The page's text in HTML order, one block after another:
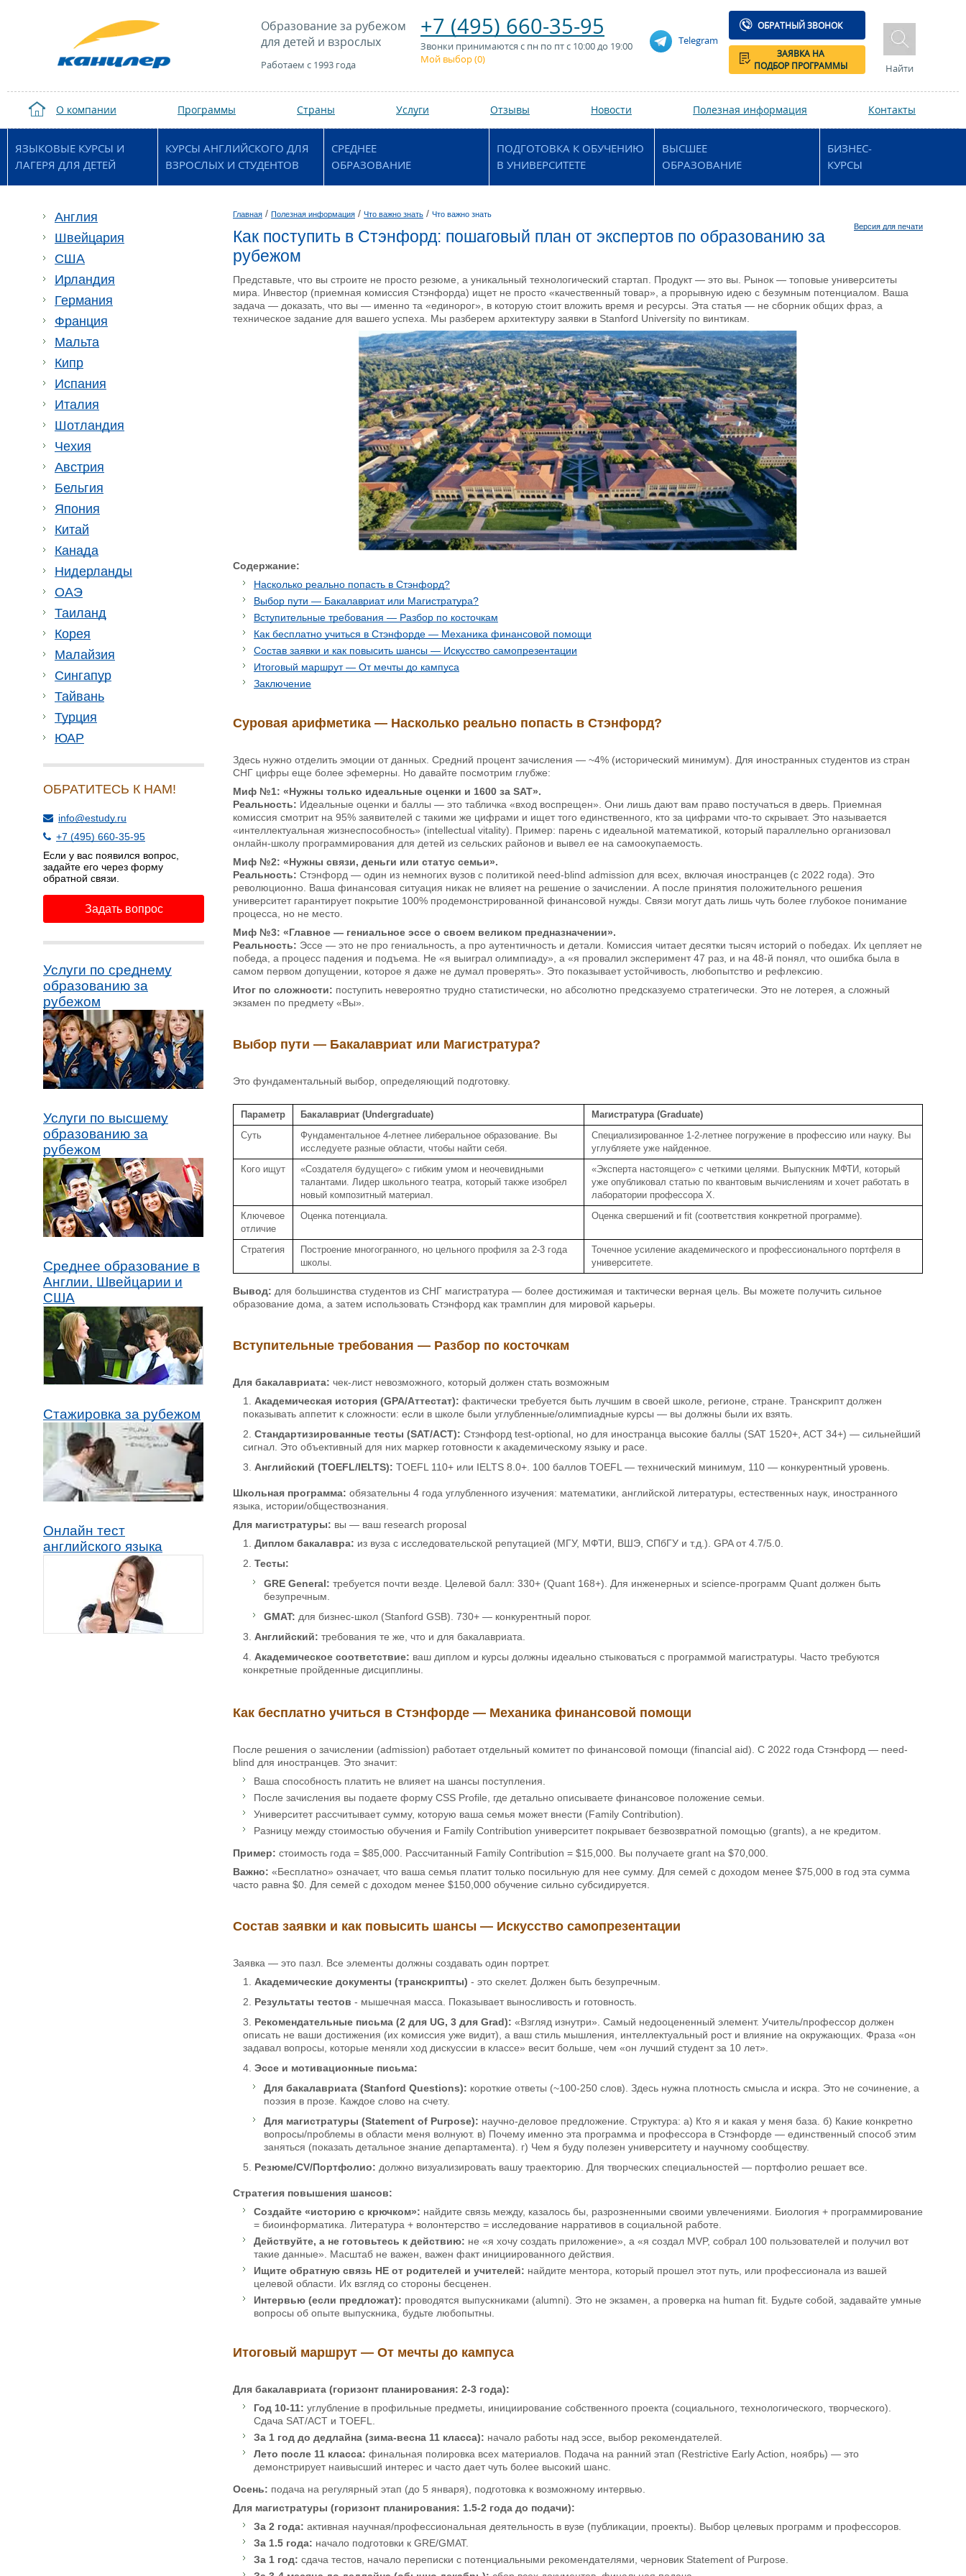
Образование за рубежом
для детей и взрослых
Работаем с 1993 года
+7 (495) 660-35-95
Звонки принимаются с пн по пт с 10:00 до 19:00
Мой выбор (0)
Telegram
ОБРАТНЫЙ ЗВОНОК
ЗАЯВКА НА
ПОДБОР ПРОГРАММЫ
Найти
О компании Программы Страны Услуги Отзывы Новости Полезная информация Контакты
ЯЗЫКОВЫЕ КУРСЫ И
ЛАГЕРЯ ДЛЯ ДЕТЕЙ
КУРСЫ АНГЛИЙСКОГО ДЛЯ
ВЗРОСЛЫХ И СТУДЕНТОВ
СРЕДНЕЕ
ОБРАЗОВАНИЕ
ПОДГОТОВКА К ОБУЧЕНИЮ
В УНИВЕРСИТЕТЕ
ВЫСШЕЕ
ОБРАЗОВАНИЕ
БИЗНЕС-
КУРСЫ
Англия
Швейцария
США
Ирландия
Германия
Франция
Мальта
Кипр
Испания
Италия
Шотландия
Чехия
Австрия
Бельгия
Япония
Китай
Канада
Нидерланды
ОАЭ
Таиланд
Корея
Малайзия
Сингапур
Тайвань
Турция
ЮАР
ОБРАТИТЕСЬ К НАМ!
info@estudy.ru
+7 (495) 660-35-95
Если у вас появился вопрос,
задайте его через форму
обратной связи.
Задать вопрос
Услуги по среднему
образованию за
рубежом
Услуги по высшему
образованию за
рубежом
Среднее образование в
Англии, Швейцарии и
США
Стажировка за рубежом
Онлайн тест
английского языка
Главная / Полезная информация / Что важно знать / Что важно знать
Версия для печати
Как поступить в Стэнфорд: пошаговый план от экспертов по образованию за
рубежом
Представьте, что вы строите не просто резюме, а уникальный технологический стартап. Продукт — это вы. Рынок — топовые университеты
мира. Инвестор (приемная комиссия Стэнфорда) ищет не просто «качественный товар», а прорывную идею с безумным потенциалом. Ваша
задача — доказать, что вы — именно та «единорог», в которую стоит вложить время и ресурсы. Эта статья — не сборник общих фраз, а
техническое задание для вашего успеха. Мы разберем архитектуру заявки в Stanford University по винтикам.
Содержание:
Насколько реально попасть в Стэнфорд?
Выбор пути — Бакалавриат или Магистратура?
Вступительные требования — Разбор по косточкам
Как бесплатно учиться в Стэнфорде — Механика финансовой помощи
Состав заявки и как повысить шансы — Искусство самопрезентации
Итоговый маршрут — От мечты до кампуса
Заключение
Суровая арифметика — Насколько реально попасть в Стэнфорд?
Здесь нужно отделить эмоции от данных. Средний процент зачисления — ~4% (исторический минимум). Для иностранных студентов из стран
СНГ цифры еще более эфемерны. Но давайте посмотрим глубже:
Миф №1: «Нужны только идеальные оценки и 1600 за SAT».
Реальность: Идеальные оценки и баллы — это табличка «вход воспрещен». Они лишь дают вам право постучаться в дверь. Приемная
комиссия смотрит на 95% заявителей с такими же цифрами и ищет того единственного, кто за цифрами что-то скрывает. Это называется
«интеллектуальная жизнеспособность» (intellectual vitality). Пример: парень с идеальной математикой, который параллельно организовал
онлайн-школу программирования для детей из сельских районов и вывел ее на самоокупаемость.
Миф №2: «Нужны связи, деньги или статус семьи».
Реальность: Стэнфорд — один из немногих вузов с политикой need-blind admission для всех, включая иностранцев (с 2022 года). Это
революционно. Ваша финансовая ситуация никак не влияет на решение о зачислении. А после принятия положительного решения
университет гарантирует покрытие 100% продемонстрированной финансовой нужды. Связи могут дать лишь чуть более глубокое понимание
процесса, но не место.
Миф №3: «Главное — гениальное эссе о своем великом предназначении».
Реальность: Эссе — это не про гениальность, а про аутентичность и детали. Комиссия читает десятки тысяч историй о победах. Их цепляет не
победа, а процесс падения и подъема. Не «я выиграл олимпиаду», а «я провалил эксперимент 47 раз, и на 48-й понял, что ошибка была в
самом первом допущении, которое я даже не думал проверять». Это показывает устойчивость, любопытство и рефлексию.
Итог по сложности: поступить невероятно трудно статистически, но абсолютно предсказуемо стратегически. Это не лотерея, а сложный
экзамен по предмету «Вы».
Выбор пути — Бакалавриат или Магистратура?
Это фундаментальный выбор, определяющий подготовку.
Параметр Бакалавриат (Undergraduate)
Магистратура (Graduate)
Суть
Фундаментальное 4-летнее либеральное образование. Вы
исследуете разные области, чтобы найти себя.
Специализированное 1-2-летнее погружение в профессию или науку. Вы
углубляете уже найденное.
Кого ищут
«Создателя будущего» с гибким умом и неочевидными
талантами. Лидер школьного театра, который также изобрел
новый композитный материал.
«Эксперта настоящего» с четкими целями. Выпускник МФТИ, который
уже опубликовал статью по квантовым вычислениям и хочет работать в
лаборатории профессора X.
Ключевое
отличие
Оценка потенциала. Оценка свершений и fit (соответствия конкретной программе).
Стратегия
Построение многогранного, но цельного профиля за 2-3 года
школы.
Точечное усиление академического и профессионального портфеля в
университете.
Вывод: для большинства студентов из СНГ магистратура — более достижимая и тактически верная цель. Вы можете получить сильное
образование дома, а затем использовать Стэнфорд как трамплин для мировой карьеры.
Вступительные требования — Разбор по косточкам
Для бакалавриата: чек-лист невозможного, который должен стать возможным
Академическая история (GPA/Аттестат): фактически требуется быть лучшим в своей школе, регионе, стране. Транскрипт должен
показывать аппетит к сложности: если в школе были углубленные/олимпиадные курсы — вы должны были их взять.
Стандартизированные тесты (SAT/ACT): Стэнфорд test-optional, но для иностранца высокие баллы (SAT 1520+, ACT 34+) — сильнейший
сигнал. Это объективный для них маркер готовности к академическому языку и pace.
Английский (TOEFL/IELTS): TOEFL 110+ или IELTS 8.0+. 100 баллов TOEFL — технический минимум, 110 — конкурентный уровень.
Школьная программа: обязательны 4 года углубленного изучения: математики, английской литературы, естественных наук, иностранного
языка, истории/обществознания.
Для магистратуры: вы — ваш research proposal
Диплом бакалавра: из вуза с исследовательской репутацией (МГУ, МФТИ, ВШЭ, СПбГУ и т.д.). GPA от 4.7/5.0.
Тесты:
GRE General: требуется почти везде. Целевой балл: 330+ (Quant 168+). Для инженерных и science-программ Quant должен быть
безупречным.
GMAT: для бизнес-школ (Stanford GSB). 730+ — конкурентный порог.
Английский: требования те же, что и для бакалавриата.
Академическое соответствие: ваш диплом и курсы должны идеально стыковаться с программой магистратуры. Часто требуются
конкретные пройденные дисциплины.
Как бесплатно учиться в Стэнфорде — Механика финансовой помощи
После решения о зачислении (admission) работает отдельный комитет по финансовой помощи (financial aid). С 2022 года Стэнфорд — need-
blind для иностранцев. Это значит:
Ваша способность платить не влияет на шансы поступления.
После зачисления вы подаете форму CSS Profile, где детально описываете финансовое положение семьи.
Университет рассчитывает сумму, которую ваша семья может внести (Family Contribution).
Разницу между стоимостью обучения и Family Contribution университет покрывает безвозвратной помощью (grants), а не кредитом.
Пример: стоимость года = $85,000. Рассчитанный Family Contribution = $15,000. Вы получаете grant на $70,000.
Важно: «Бесплатно» означает, что ваша семья платит только посильную для нее сумму. Для семей с доходом менее $75,000 в год эта сумма
часто равна $0. Для семей с доходом менее $150,000 обучение сильно субсидируется.
Состав заявки и как повысить шансы — Искусство самопрезентации
Заявка — это пазл. Все элементы должны создавать один портрет.
Академические документы (транскрипты) - это скелет. Должен быть безупречным.
Результаты тестов - мышечная масса. Показывает выносливость и готовность.
Рекомендательные письма (2 для UG, 3 для Grad): «Взгляд изнутри». Самый недооцененный элемент. Учитель/профессор должен
описать не ваши достижения (их комиссия уже видит), а ваш стиль мышления, интеллектуальный рост и влияние на окружающих. Фраза «он
задавал вопросы, которые меняли ход дискуссии в классе» весит больше, чем «он лучший студент за 10 лет».
Эссе и мотивационные письма:
Для бакалавриата (Stanford Questions): короткие ответы (~100-250 слов). Здесь нужна плотность смысла и искра. Это не сочинение, а
поэзия в прозе. Каждое слово на счету.
Для магистратуры (Statement of Purpose): научно-деловое предложение. Структура: а) Кто я и какая у меня база. б) Какие конкретно
вопросы/проблемы в области меня волнуют. в) Почему именно эта программа и профессора в Стэнфорде — единственный способ этим
заняться (показать детальное знание департамента). г) Чем я буду полезен университету и научному сообществу.
Резюме/CV/Портфолио: должно визуализировать вашу траекторию. Для творческих специальностей — портфолио решает все.
Стратегия повышения шансов:
Создайте «историю с крючком»: найдите связь между, казалось бы, разрозненными своими увлечениями. Биология + программирование
= биоинформатика. Литература + волонтерство = исследование нарративов в социальной работе.
Действуйте, а не готовьтесь к действию: не «я хочу создать приложение», а «я создал MVP, собрал 100 пользователей и получил вот
такие данные». Масштаб не важен, важен факт инициированного действия.
Ищите обратную связь НЕ от родителей и учителей: найдите ментора, который прошел этот путь, или профессионала из вашей
целевой области. Их взгляд со стороны бесценен.
Интервью (если предложат): проводятся выпускниками (alumni). Это не экзамен, а проверка на human fit. Будьте собой, задавайте умные
вопросы об опыте выпускника, будьте любопытны.
Итоговый маршрут — От мечты до кампуса
Для бакалавриата (горизонт планирования: 2-3 года):
Год 10-11: углубление в профильные предметы, инициирование собственного проекта (социального, технологического, творческого).
Сдача SAT/ACT и TOEFL.
За 1 год до дедлайна (зима-весна 11 класса): начало работы над эссе, выбор рекомендателей.
Лето после 11 класса: финальная полировка всех материалов. Подача на ранний этап (Restrictive Early Action, ноябрь) — это
демонстрирует наивысший интерес и часто дает чуть более высокий шанс.
Осень: подача на регулярный этап (до 5 января), подготовка к возможному интервью.
Для магистратуры (горизонт планирования: 1.5-2 года до подачи):
За 2 года: активная научная/профессиональная деятельность в вузе (публикации, проекты). Выбор целевых программ и профессоров.
За 1.5 года: начало подготовки к GRE/GMAT.
За 1 год: сдача тестов, начало переписки с потенциальными рекомендателями, черновик Statement of Purpose.